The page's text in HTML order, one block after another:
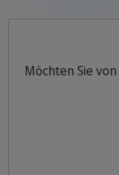
Möchten Sie von